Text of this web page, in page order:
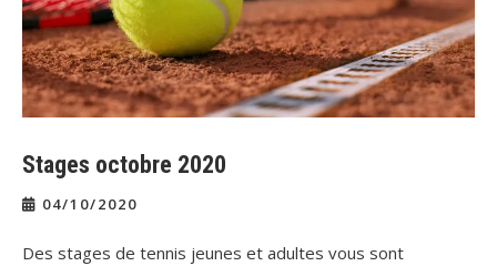
Stages octobre 2020
04/10/2020
Des stages de tennis jeunes et adultes vous sont